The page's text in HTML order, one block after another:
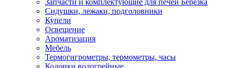
Запчасти и комплектующие для печей Берёзка
Сидушки, лежаки, подголовники
Купели
Освещение
Ароматизация
Мебель
Термогигрометры, термометры, часы
Колонки водогрейные